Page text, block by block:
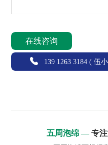
在线咨询
139 1263 3184 ( 伍
五周泡绵 —专注